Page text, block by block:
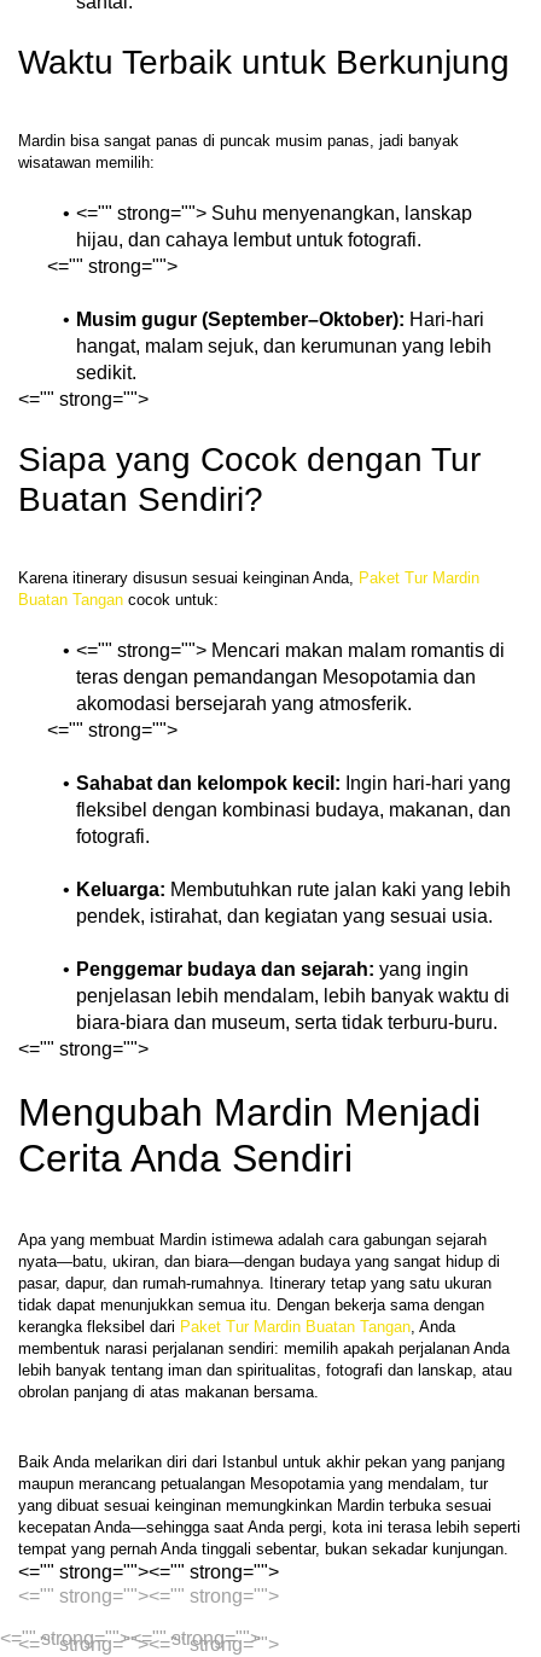
Waktu Terbaik untuk Berkunjung
Mardin bisa sangat panas di puncak musim panas, jadi banyak
<="" strong=""> Suhu menyenangkan, lanskap
hijau, dan cahaya lembut untuk fotografi.
<="" strong="">
Musim gugur (September–Oktober): Hari-hari
hangat, malam sejuk, dan kerumunan yang lebih
sedikit.
<="" strong="">
Siapa yang Cocok dengan Tur
Buatan Sendiri?
Karena itinerary disusun sesuai keinginan Anda, Paket Tur Mardin
Buatan Tangan
<="" strong=""> Mencari makan malam romantis di
teras dengan pemandangan Mesopotamia dan
akomodasi bersejarah yang atmosferik.
<="" strong="">
Sahabat dan kelompok kecil: Ingin hari-hari yang
fleksibel dengan kombinasi budaya, makanan, dan
fotografi.
Keluarga: Membutuhkan rute jalan kaki yang lebih
pendek, istirahat, dan kegiatan yang sesuai usia.
Penggemar budaya dan sejarah: yang ingin
penjelasan lebih mendalam, lebih banyak waktu di
biara-biara dan museum, serta tidak terburu-buru.
<="" strong="">
Mengubah Mardin Menjadi
Cerita Anda Sendiri
Apa yang membuat Mardin istimewa adalah cara gabungan sejarah
nyata—batu, ukiran, dan biara—dengan budaya yang sangat hidup di
pasar, dapur, dan rumah-rumahnya. Itinerary tetap yang satu ukuran
tidak dapat menunjukkan semua itu. Dengan bekerja sama dengan
kerangka fleksibel dari Paket Tur Mardin Buatan Tangan, Anda
membentuk narasi perjalanan sendiri: memilih apakah perjalanan Anda
lebih banyak tentang iman dan spiritualitas, fotografi dan lanskap, atau
Baik Anda melarikan diri dari Istanbul untuk akhir pekan yang panjang
maupun merancang petualangan Mesopotamia yang mendalam, tur
yang dibuat sesuai keinginan memungkinkan Mardin terbuka sesuai
kecepatan Anda—sehingga saat Anda pergi, kota ini terasa lebih seperti
<="" strong=""><="" strong="">
<="" strong=""><="" strong="">
<="" strong=""><="" strong="">
<="" strong=""><="" strong="">